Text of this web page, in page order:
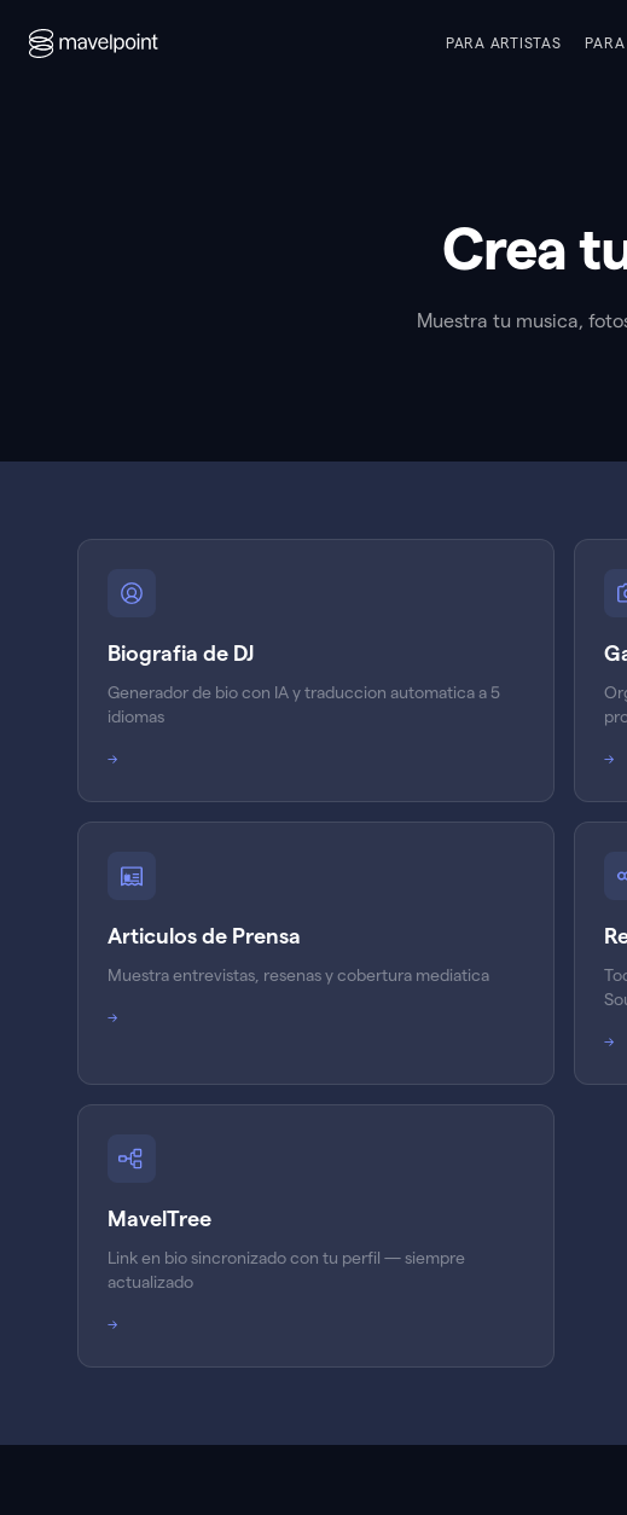
PARA ARTISTAS
Crea
Muestra tu musica,
Biografia de DJ
Generador de bio con IA y traduccion automatica a 5
idiomas
→ →
Articulos de Prensa
Muestra entrevistas, resenas y cobertura mediatica
→
→
MavelTree
Link en bio sincronizado con tu perfil — siempre
actualizado
→